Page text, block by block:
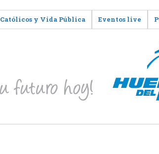
Católicos y Vida Pública Eventos live